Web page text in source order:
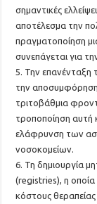
σημαντικές
αποτέλεσμα την
πραγματοποίηση
συνεπάγεται για
5. Την επανένταξη
την
τριτοβάθμια
τροποποίηση αυτή
ελάφρυνση των
νοσοκομείων.
6. Τη δημιουργία
(registries), η
κόστους